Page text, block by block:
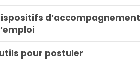
d’accompagnement
pour postuler